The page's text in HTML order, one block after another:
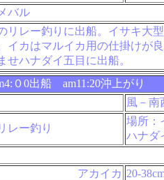
バル
リレー釣りに出船。イサキ大
イカはマルイカ用の仕掛けが
ハナダイ五目に出船。
０0出船 am11:20沖上がり
風－南
レー釣り
場所：
ハナダ
アカイカ 20-